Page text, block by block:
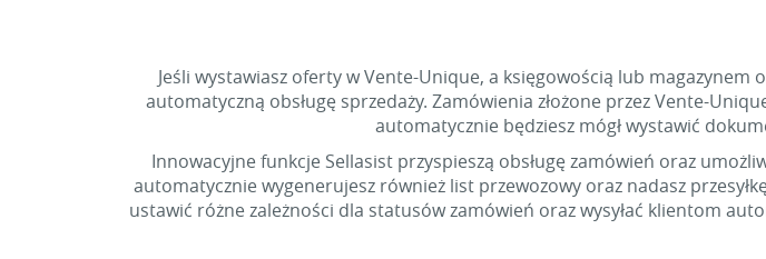
Jeśli wystawiasz oferty w Vente-Unique, a księgowością lub
automatyczną obsługę sprzedaży. Zamówienia złożone przez Vente-
automatycznie będziesz mógł wystawić
Innowacyjne funkcje Sellasist przyspieszą obsługę zamówień oraz
automatycznie wygenerujesz również list przewozowy oraz nadasz
ustawić różne zależności dla statusów zamówień oraz wysyłać klientom